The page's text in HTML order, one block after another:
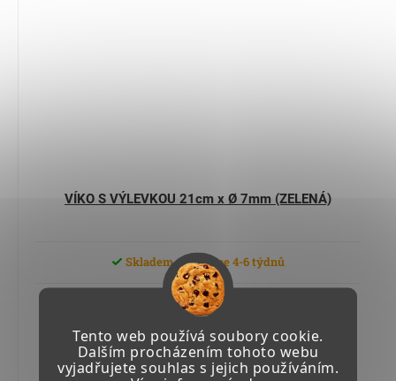
Tento web používá soubory cookie.
Dalším procházením tohoto webu
vyjadřujete souhlas s jejich používáním.
VÍKO S VÝLEVKOU 21cm x Ø 7mm (ZELENÁ)
Skladem u výrobce 4-6 týdnů
1 350,36 Kč včetně DPH
1 116 Kč